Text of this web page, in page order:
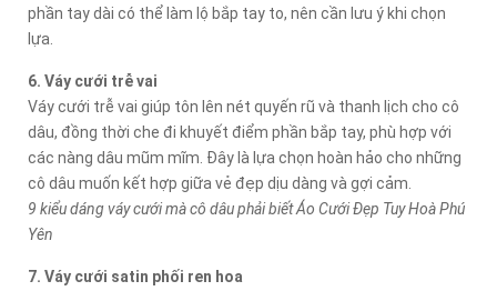
phần tay dài có thể làm lộ bắp tay to, nên cần lưu ý khi chọn
lựa.
6. Váy cưới trễ vai
Váy cưới trễ vai giúp tôn lên nét quyến rũ và thanh lịch cho cô
dâu, đồng thời che đi khuyết điểm phần bắp tay, phù hợp với
các nàng dâu mũm mĩm. Đây là lựa chọn hoàn hảo cho những
cô dâu muốn kết hợp giữa vẻ đẹp dịu dàng và gợi cảm.
9 kiểu dáng váy cưới mà cô dâu phải biết Áo Cưới Đẹp Tuy Hoà Phú
Yên
7. Váy cưới satin phối ren hoa